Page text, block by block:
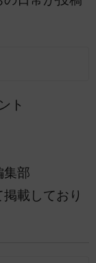
ト
集部
載しており